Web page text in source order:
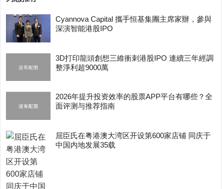
Cyannova Capital 攜手恒基集團主席家辦，參與
深演智能港股IPO
3D打印龍頭創想三維衝刺港股IPO 連續三年經調
整淨利超9000萬
2026年提升投资效率的股票APP平台有哪些？全
面评测与推荐指南
屈臣氏在粤港澳大湾区开设第600家店铺 同庆于
中国内地发展35载